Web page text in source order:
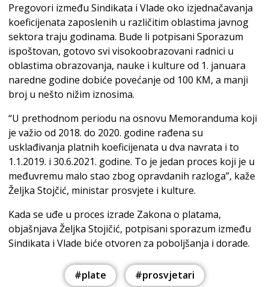
Pregovori između Sindikata i Vlade oko izjednačavanja
koeficijenata zaposlenih u različitim oblastima javnog
sektora traju godinama. Bude li potpisani Sporazum
ispoštovan, gotovo svi visokoobrazovani radnici u
oblastima obrazovanja, nauke i kulture od 1. januara
naredne godine dobiće povećanje od 100 KM, a manji
broj u nešto nižim iznosima.
“U prethodnom periodu na osnovu Memoranduma koji
je važio od 2018. do 2020. godine rađena su
usklađivanja platnih koeficijenata u dva navrata i to
1.1.2019. i 30.6.2021. godine. To je jedan proces koji je u
međuvremu malo stao zbog opravdanih razloga”, kaže
Željka Stojčić, ministar prosvjete i kulture.
Kada se uđe u proces izrade Zakona o platama,
objašnjava Željka Stojičić, potpisani sporazum između
Sindikata i Vlade biće otvoren za poboljšanja i dorade.
#plate #prosvjetari